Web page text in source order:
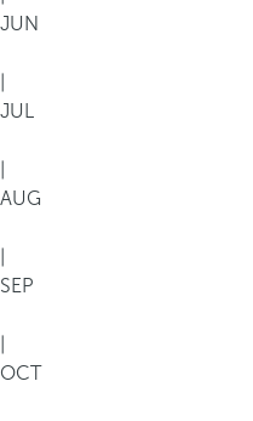
JUN
JUL
AUG
SEP
OCT